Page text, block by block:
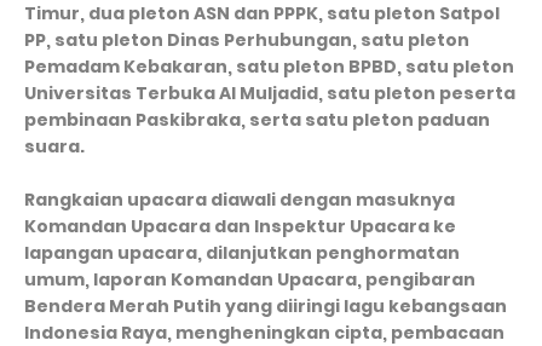
Timur, dua pleton ASN dan PPPK, satu pleton Satpol
PP, satu pleton Dinas Perhubungan, satu pleton
Pemadam Kebakaran, satu pleton BPBD, satu pleton
Universitas Terbuka Al Muljadid, satu pleton peserta
pembinaan Paskibraka, serta satu pleton paduan
suara.
Rangkaian upacara diawali dengan masuknya
Komandan Upacara dan Inspektur Upacara ke
lapangan upacara, dilanjutkan penghormatan
umum, laporan Komandan Upacara, pengibaran
Bendera Merah Putih yang diiringi lagu kebangsaan
Indonesia Raya, mengheningkan cipta, pembacaan